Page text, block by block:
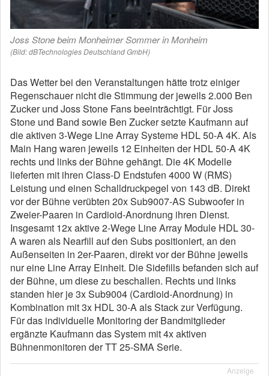
Joss Stone beim Monheimer Sommer in Monheim
(Bild: dBTechnologies Deutschland GmbH)
Das Wetter bei den Veranstaltungen hätte trotz einiger
Regenschauer nicht die Stimmung der jeweils 2.000 Ben
Zucker und Joss Stone Fans beeinträchtigt. Für Joss
Stone und Band sowie Ben Zucker setzte Kaufmann auf
die aktiven 3-Wege Line Array Systeme HDL 50-A 4K. Als
Main Hang waren jeweils 12 Einheiten der HDL 50-A 4K
rechts und links der Bühne gehängt. Die 4K Modelle
lieferten mit ihren Class-D Endstufen 4000 W (RMS)
Leistung und einen Schalldruckpegel von 143 dB. Direkt
vor der Bühne verübten 20x Sub9007-AS Subwoofer in
Zweier-Paaren in Cardioid-Anordnung ihren Dienst.
Insgesamt 12x aktive 2-Wege Line Array Module HDL 30-
A waren als Nearfill auf den Subs positioniert, an den
Außenseiten in 2er-Paaren, direkt vor der Bühne jeweils
nur eine Line Array Einheit. Die Sidefills befanden sich auf
der Bühne, um diese zu beschallen. Rechts und links
standen hier je 3x Sub9004 (Cardioid-Anordnung) in
Kombination mit 3x HDL 30-A als Stack zur Verfügung.
Für das individuelle Monitoring der Bandmitglieder
ergänzte Kaufmann das System mit 4x aktiven
Bühnenmonitoren der TT 25-SMA Serie.
Anzeige